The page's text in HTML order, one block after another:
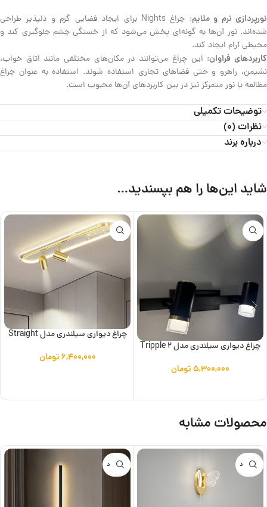
نورپردازی نرم و ملایم
: چراغ‌ Nights برای ایجاد فضایی گرم و دلپذیر طراحی
شده‌اند. نور آن‌ها به گونه‌ای پخش می‌شود که از خستگی چشم جلوگیری کند و
محیطی آرام ایجاد کند.
کاربردهای فراوان: این چراغ‌ می‌توانند در مکان‌های مختلفی مانند اتاق خواب،
نشیمن، راهرو و حتی فضاهای تجاری استفاده شوند. استفاده به عنوان چراغ
مطالعه یا نور متمرکز نیز در بین کاربردهای آن‌ها محبوب است.
توضیحات تکمیلی
نظرات (0)
درباره برند
شاید این‌ها را هم بپسندید…
چراغ دیواری سیلندری مدل Tripple 2
۵,۳۰۰,۰۰۰تومان
چراغ دیواری سیلندری مدل Straight
۶,۴۰۰,۰۰۰تومان
محصولات مشابه
ناموجود ناموجود